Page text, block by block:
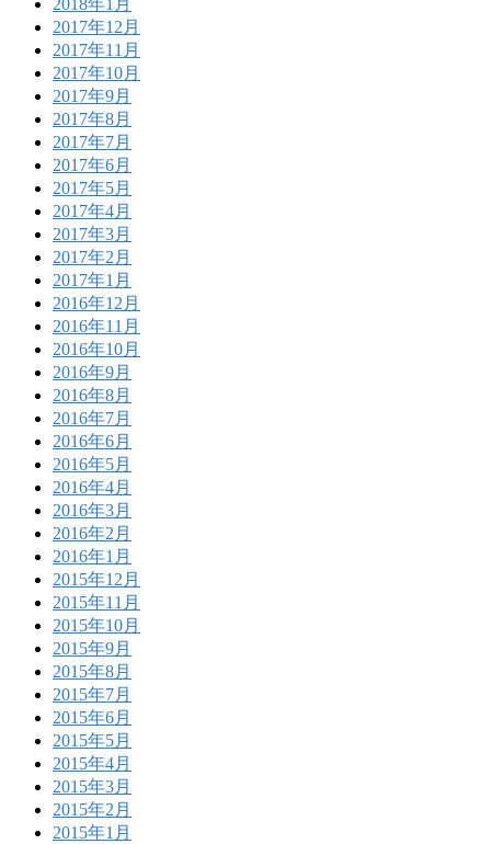
2018年1月
2017年12月
2017年11月
2017年10月
2017年9月
2017年8月
2017年7月
2017年6月
2017年5月
2017年4月
2017年3月
2017年2月
2017年1月
2016年12月
2016年11月
2016年10月
2016年9月
2016年8月
2016年7月
2016年6月
2016年5月
2016年4月
2016年3月
2016年2月
2016年1月
2015年12月
2015年11月
2015年10月
2015年9月
2015年8月
2015年7月
2015年6月
2015年5月
2015年4月
2015年3月
2015年2月
2015年1月